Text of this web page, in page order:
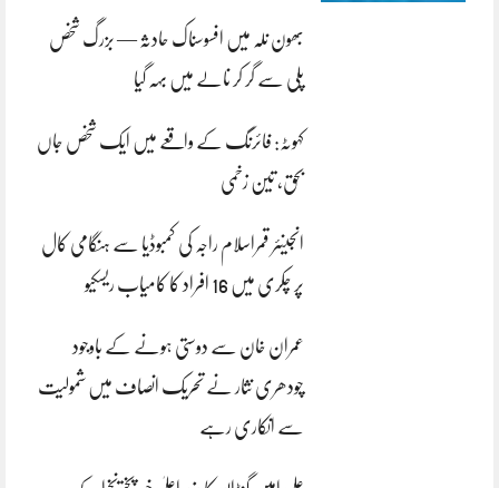
بھون نلہ میں افسوسناک حادثہ — بزرگ شخص
پلی سے گر کر نالے میں بہہ گیا
کہوٹہ: فائرنگ کے واقعے میں ایک شخص جاں
بحق، تین زخمی
انجینئر قمراسلام راجہ کی کمبوڈیا سے ہنگامی کال
پر چکری میں 16 افراد کا کامیاب ریسکیو
عمران خان سے دوستی ہونے کے باوجود
چودھری نثار نے تحریک انصاف میں شمولیت
سے انکاری رہے